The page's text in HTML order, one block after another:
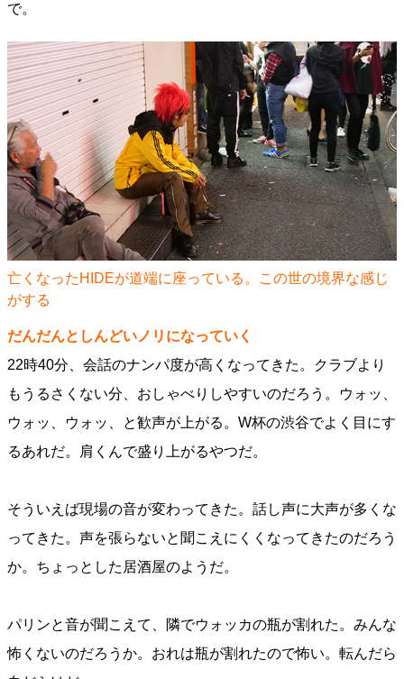
で。
亡くなったHIDEが道端に座っている。この世の境界な感じ
がする
だんだんとしんどいノリになっていく
22時40分、会話のナンパ度が高くなってきた。クラブより
もうるさくない分、おしゃべりしやすいのだろう。ウォッ、
ウォッ、ウォッ、と歓声が上がる。W杯の渋谷でよく目にす
るあれだ。肩くんで盛り上がるやつだ。
そういえば現場の音が変わってきた。話し声に大声が多くな
ってきた。声を張らないと聞こえにくくなってきたのだろう
か。ちょっとした居酒屋のようだ。
パリンと音が聞こえて、隣でウォッカの瓶が割れた。みんな
怖くないのだろうか。おれは瓶が割れたので怖い。転んだら